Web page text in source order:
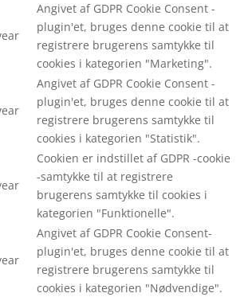
Angivet af GDPR Cookie Consent -
plugin'et, bruges denne cookie til at
registrere brugerens samtykke til
cookies i kategorien "Marketing".
Angivet af GDPR Cookie Consent -
plugin'et, bruges denne cookie til at
registrere brugerens samtykke til
cookies i kategorien "Statistik".
Cookien er indstillet af GDPR -cookie
-samtykke til at registrere
brugerens samtykke til cookies i
kategorien "Funktionelle".
Angivet af GDPR Cookie Consent-
plugin'et, bruges denne cookie til at
registrere brugerens samtykke til
cookies i kategorien "Nødvendige".